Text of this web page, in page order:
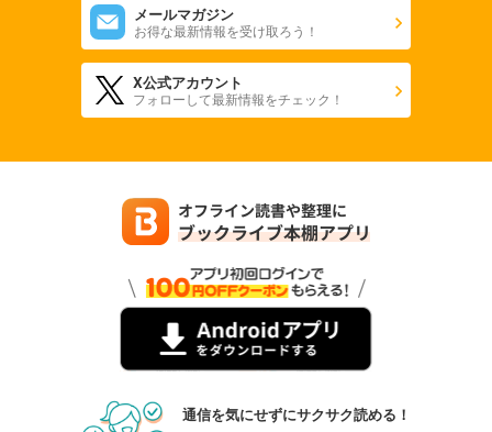
メールマガジン
お得な最新情報を受け取ろう！
X公式アカウント
フォローして最新情報をチェック！
通信を気にせずにサクサク読める！